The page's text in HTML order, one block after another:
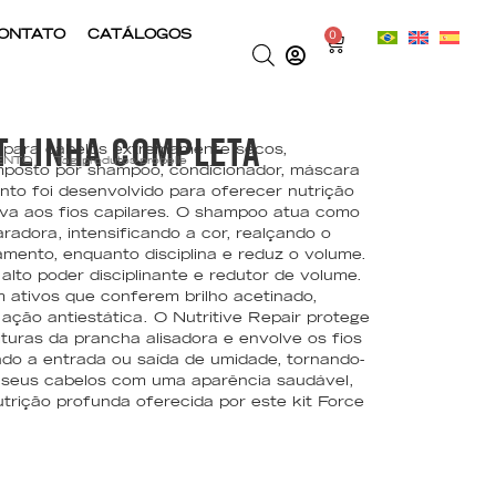
CATÁLOGOS
0
LINHA COMPLETA
Tag produtos-probelle
cabelos extremamente secos,
por shampoo, condicionador, máscara
foi desenvolvido para oferecer nutrição
aos fios capilares. O shampoo atua como
intensificando a cor, realçando o
enquanto disciplina e reduz o volume.
poder disciplinante e redutor de volume.
ativos que conferem brilho acetinado,
antiestática. O Nutritive Repair protege
da prancha alisadora e envolve os fios
a entrada ou saída de umidade, tornando-
cabelos com uma aparência saudável,
profunda oferecida por este kit Force